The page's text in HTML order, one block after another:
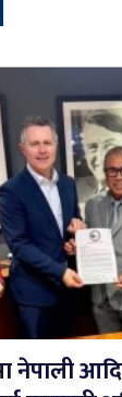
नेपाली